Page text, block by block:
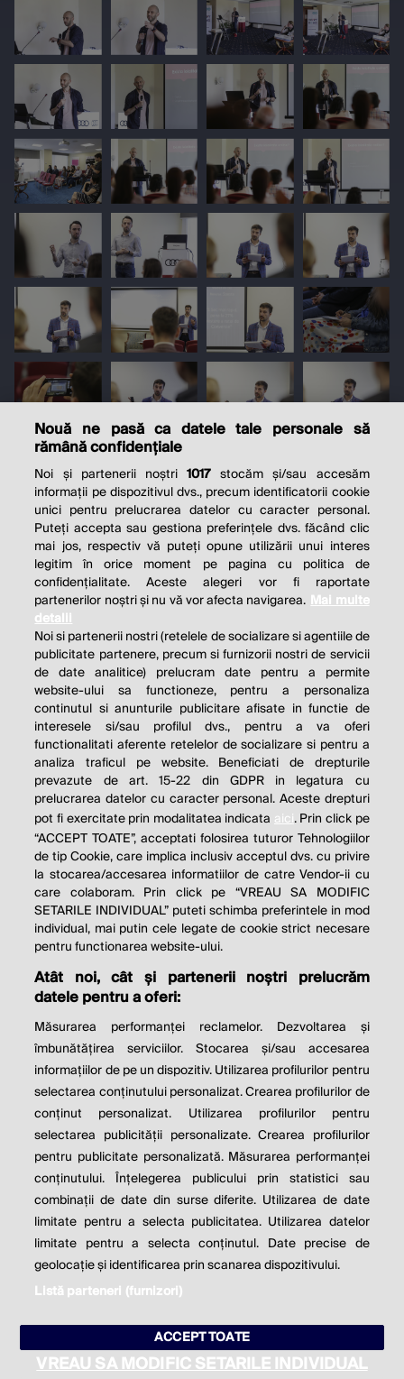
THE SOCIAL RESPONSIBILITY OF
BUSINESS IS TO INCREASE ITS
PROFITS.
Milton Friedman
© 2026 Profit.ro. Toate drepturile rezervate.
Dezvoltat de1616.ro
Contact Publicitate Despre noi
Politica de cookie Politica de
confidențialitate
este parte a
Nouă ne pasă ca datele tale personale să
rămână confidențiale
Noi și partenerii noștri1017 stocăm și/sau accesăm
informații pe dispozitivul dvs., precum identificatorii cookie
unici pentru prelucrarea datelor cu caracter personal.
Puteți accepta sau gestiona preferințele dvs. făcând clic
mai jos, respectiv vă puteți opune utilizării unui interes
legitim în orice moment pe pagina cu politica de
confidențialitate. Aceste alegeri vor fi raportate
partenerilor noștri și nu vă vor afecta navigarea. Mai multe
detalii
Noi si partenerii nostri (retelele de socializare si agentiile de
publicitate partenere, precum si furnizorii nostri de servicii
de date analitice) prelucram date pentru a permite
website-ului sa functioneze, pentru a personaliza
continutul si anunturile publicitare afisate in functie de
interesele si/sau profilul dvs., pentru a va oferi
functionalitati aferente retelelor de socializare si pentru a
analiza traficul pe website. Beneficiati de drepturile
prevazute de art. 15-22 din GDPR in legatura cu
prelucrarea datelor cu caracter personal. Aceste drepturi
pot fi exercitate prin modalitatea indicata aici. Prin click pe
“ACCEPT TOATE”, acceptati folosirea tuturor Tehnologiilor
de tip Cookie, care implica inclusiv acceptul dvs. cu privire
la stocarea/accesarea informatiilor de catre Vendor-ii cu
care colaboram. Prin click pe “VREAU SA MODIFIC
SETARILE INDIVIDUAL” puteti schimba preferintele in mod
individual, mai putin cele legate de cookie strict necesare
pentru functionarea website-ului.
Atât noi, cât și partenerii noștri prelucrăm
datele pentru a oferi:
Măsurarea performanței reclamelor. Dezvoltarea și
îmbunătățirea serviciilor. Stocarea și/sau accesarea
informațiilor de pe un dispozitiv. Utilizarea profilurilor pentru
selectarea conținutului personalizat. Crearea profilurilor de
conținut personalizat. Utilizarea profilurilor pentru
selectarea publicității personalizate. Crearea profilurilor
pentru publicitate personalizată. Măsurarea performanței
conținutului. Înțelegerea publicului prin statistici sau
combinații de date din surse diferite. Utilizarea de date
limitate pentru a selecta publicitatea. Utilizarea datelor
limitate pentru a selecta conținutul. Date precise de
geolocație și identificarea prin scanarea dispozitivului.
Listă parteneri (furnizori)
ACCEPT TOATE
VREAU SA MODIFIC SETARILE INDIVIDUAL